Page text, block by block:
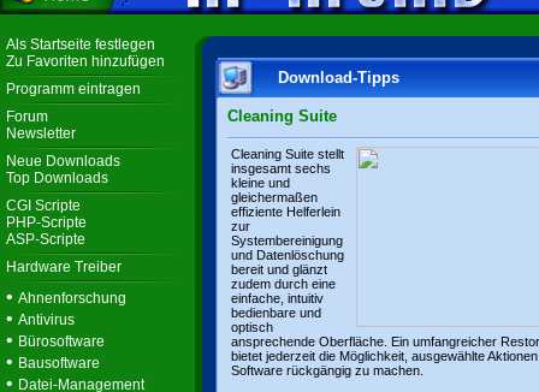
Als Startseite festlegen
Zu Favoriten hinzufügen
Programm eintragen
Forum
Newsletter
Neue Downloads
Top Downloads
CGI Scripte
PHP-Scripte
ASP-Scripte
Hardware Treiber
• Ahnenforschung
• Antivirus
• Bürosoftware
• Bausoftware
• Datei-Management
Download-Tipps
Cleaning Suite
Cleaning Suite stellt
insgesamt sechs
kleine und
gleichermaßen
effiziente Helferlein
zur
Systembereinigung
und Datenlöschung
bereit und glänzt
zudem durch eine
einfache, intuitiv
bedienbare und
optisch
ansprechende Oberfläche. Ein umfangreicher
bietet jederzeit die Möglichkeit, ausgewählte
Software rückgängig zu machen.